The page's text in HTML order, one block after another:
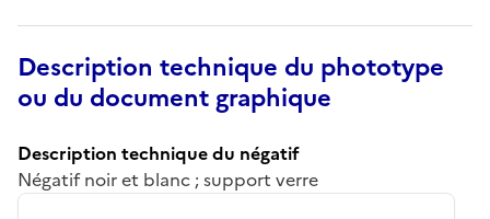
Description technique du phototype
ou du document graphique
Description technique du négatif
Négatif noir et blanc ; support verre